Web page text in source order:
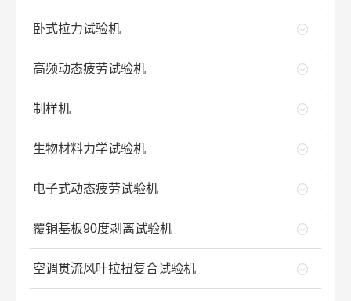
卧式拉力试验机
高频动态疲劳试验机
制样机
生物材料力学试验机
电子式动态疲劳试验机
覆铜基板90度剥离试验机
空调贯流风叶拉扭复合试验机